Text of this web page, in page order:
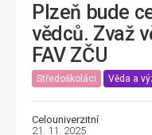
Plzeň bude
vědců. Zvaž
FAV ZČU
Středoškoláci Věda a
Celouniverzitní
21. 11. 2025